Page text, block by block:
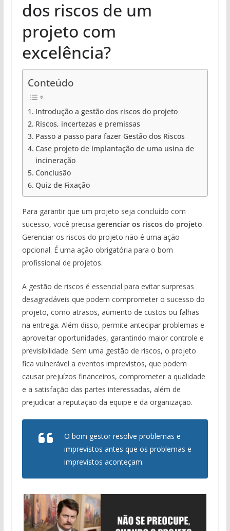
dos riscos de um
projeto com
excelência?
Conteúdo
Introdução a gestão dos riscos do projeto
Riscos, incertezas e premissas
Passo a passo para fazer Gestão dos Riscos
Case projeto de implantação de uma usina de
incineração
Conclusão
Quiz de Fixação
Para garantir que um projeto seja concluído com
sucesso, você precisa gerenciar os riscos do projeto.
Gerenciar os riscos do projeto não é uma ação
opcional. É uma ação obrigatória para o bom
profissional de projetos.
A gestão de riscos é essencial para evitar surpresas
desagradáveis que podem comprometer o sucesso do
projeto, como atrasos, aumento de custos ou falhas
na entrega. Além disso, permite antecipar problemas e
aproveitar oportunidades, garantindo maior controle e
previsibilidade. Sem uma gestão de riscos, o projeto
fica vulnerável a eventos imprevistos, que podem
causar prejuízos financeiros, comprometer a qualidade
e a satisfação das partes interessadas, além de
prejudicar a reputação da equipe e da organização.
O bom gestor resolve problemas e
imprevistos antes que os problemas e
imprevistos aconteçam.